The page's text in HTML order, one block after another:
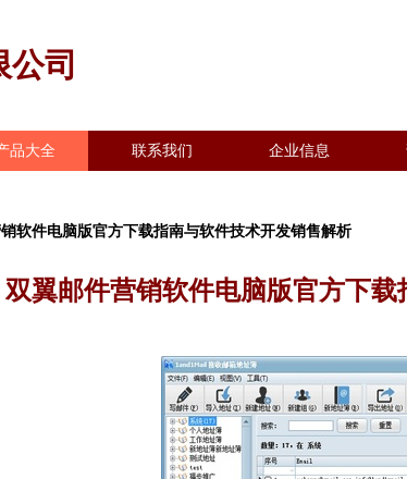
司
品大全 联系我们 企业信息
软件电脑版官方下载指南与软件技术开发销售解析
双翼邮件营销软件电脑版官方下